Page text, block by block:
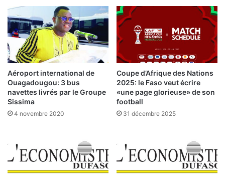
7
0
m
i
l
i
a
r
d
A
m
i
l
s
d
e
s
m
i
n
i
r
s
d
Aéroport international de
Ouagadougou: 3 bus
navettes livrés par le Groupe
Sissima
4 novembre 2020
Coupe d’Afrique des Nations
2025: le Faso veut écrire
«une page glorieuse» de son
football
31 décembre 2025